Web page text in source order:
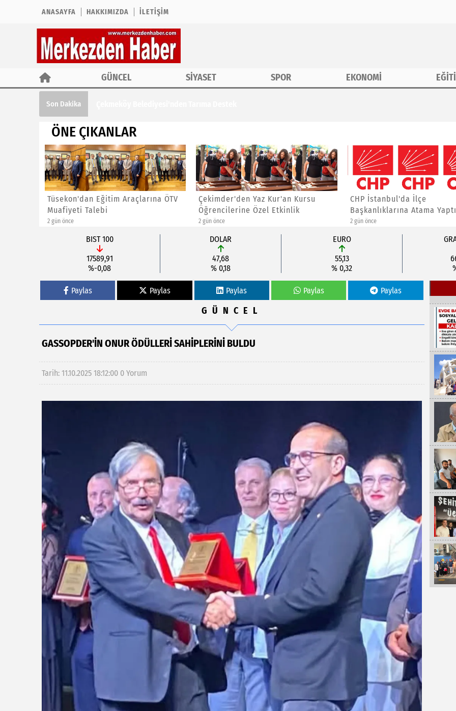
ANASAYFA HAKKIMIZDA İLETIŞIM
GÜNCEL SİYASET SPOR EKONOMİ
Son Dakika
ÖNE ÇIKANLAR
Tüsekon'dan Eğitim Araçlarına ÖTV
Muafiyeti Talebi
2 gün önce
Çekimder'den Yaz Kur'an Kursu
Öğrencilerine Özel Etkinlik
2 gün önce
CHP İstanbul'da İlçe
Başkanlıklarına Atama Yaptı
2 gün önce
BIST 100
17589,91
%-0,08
DOLAR
47,68
% 0,18
EURO
55,13
% 0,32
Paylas Paylas Paylas Paylas Paylas
GÜNCEL
GASSOPDER'İN ONUR ÖDÜLLERİ SAHİPLERİNİ BULDU
Tarih: 11.10.2025 18:12:00 0 Yorum